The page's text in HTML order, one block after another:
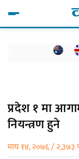
प्रदेश १ मा
नियन्त्रण हुने
माघ १४, २०७६ / २,३७३